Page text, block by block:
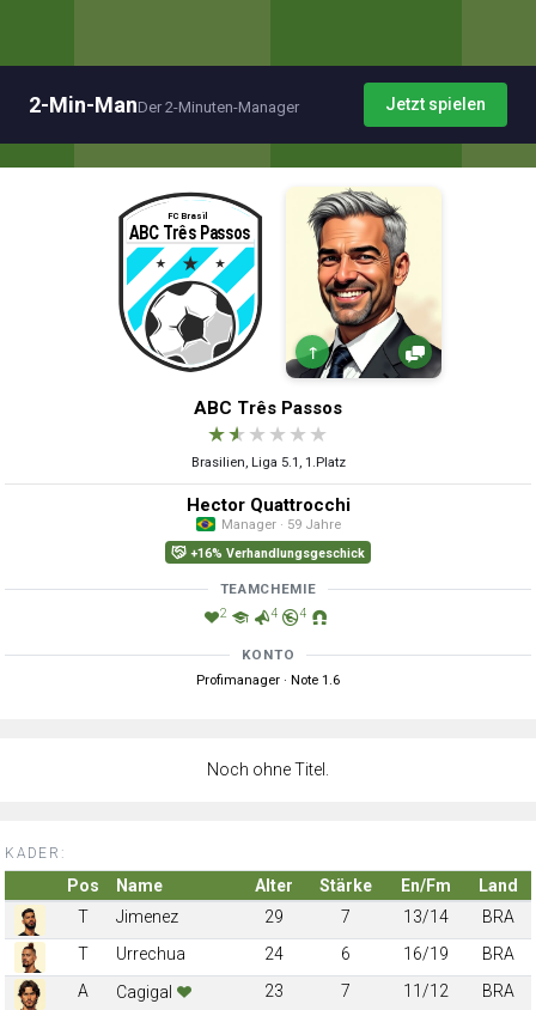
2-Min-ManDer 2-Minuten-Manager Jetzt spielen
↑
ABC Três Passos
★★ ★ ★ ★ ★
Brasilien, Liga 5.1, 1.Platz
Hector Quattrocchi
Manager · 59 Jahre
+16% Verhandlungsgeschick
TEAMCHEMIE
2 4 4
KONTO
Profimanager · Note 1.6
Noch ohne Titel.
KADER:
Pos Name Alter Stärke En/Fm
Land
T
Jimenez 29 7 13/14
BRA
T
Urrechua 24 6 16/19
BRA
A
Cagigal 23 7 11/12
BRA